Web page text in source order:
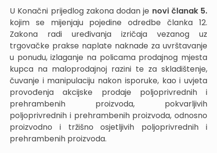
U Konačni prijedlog zakona dodan je novi članak 5.
kojim se mijenjaju pojedine odredbe članka 12.
Zakona radi uređivanja izričaja vezanog uz
trgovačke prakse naplate naknade za uvrštavanje
u ponudu, izlaganje na policama prodajnog mjesta
kupca na maloprodajnoj razini te za skladištenje,
čuvanje i manipulaciju nakon isporuke, kao i uvjeta
provođenja akcijske prodaje poljoprivrednih i
prehrambenih proizvoda, pokvarljivih
poljoprivrednih i prehrambenih proizvoda, odnosno
proizvodno i tržišno osjetljivih poljoprivrednih i
prehrambenih proizvoda.